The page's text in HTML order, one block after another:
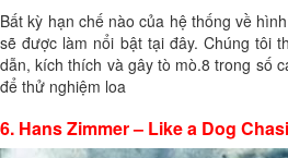
Bất kỳ hạn chế nào của hệ thống về
sẽ được làm nổi bật tại đây. Chúng tôi
dẫn, kích thích và gây tò mò.8 trong số
để thử nghiệm loa
6. Hans Zimmer – Like a Dog